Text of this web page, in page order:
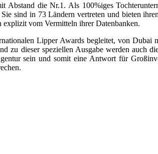
Abstand die Nr.1. Als 100%iges
sind in 73 Ländern vertreten und bieten
vom Vermitteln ihrer Datenbanken.
Lipper Awards begleitet, von Dubai
zu dieser speziellen Ausgabe werden
sein und somit eine Antwort für